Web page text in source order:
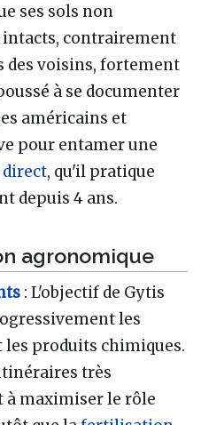
ses sols non
contrairement
des voisins, fortement
à se documenter
américains et
pour entamer une
direct, qu'il pratique
depuis 4 ans.
agronomique
: L'objectif de Gytis
les
produits chimiques.
très
à maximiser le rôle